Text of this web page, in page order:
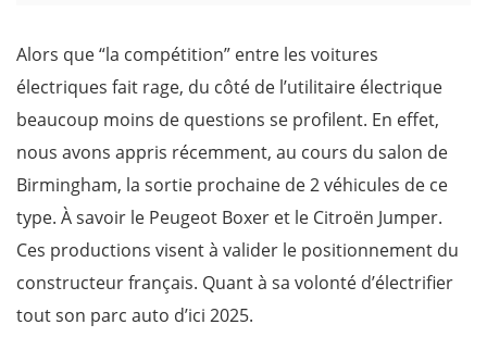
Alors que “la compétition” entre les voitures
électriques fait rage, du côté de l’utilitaire électrique
beaucoup moins de questions se profilent. En effet,
nous avons appris récemment, au cours du salon de
Birmingham, la sortie prochaine de 2 véhicules de ce
type. À savoir le Peugeot Boxer et le Citroën Jumper.
Ces productions visent à valider le positionnement du
constructeur français. Quant à sa volonté d’électrifier
tout son parc auto d’ici 2025.